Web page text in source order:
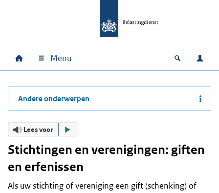
Hoofdnavigatie
Home Menu Open
Andere onderwerpen
Lees voor
Stichtingen en verenigingen: giften
en erfenissen
Als uw stichting of vereniging een gift (schenking) of